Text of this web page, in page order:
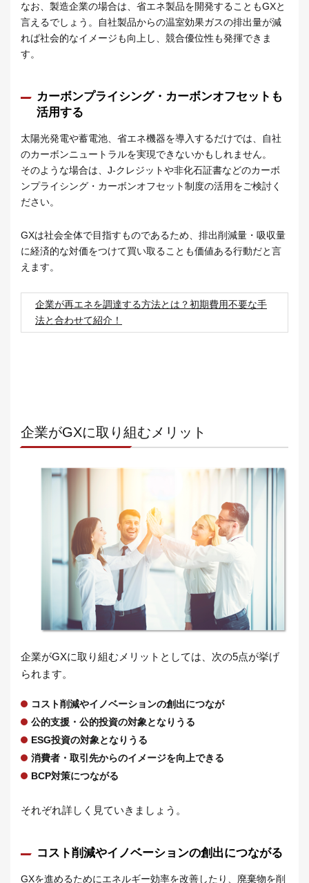
なお、製造企業の場合は、省エネ製品を開発することもGXと
言えるでしょう。自社製品からの温室効果ガスの排出量が減
れば社会的なイメージも向上し、競合優位性も発揮できま
す。
カーボンプライシング・カーボンオフセットも
活用する
太陽光発電や蓄電池、省エネ機器を導入するだけでは、自社
のカーボンニュートラルを実現できないかもしれません。
そのような場合は、J-クレジットや非化石証書などのカーボ
ンプライシング・カーボンオフセット制度の活用をご検討く
ださい。
GXは社会全体で目指すものであるため、排出削減量・吸収量
に経済的な対価をつけて買い取ることも価値ある行動だと言
えます。
企業が再エネを調達する方法とは？初期費用不要な手
法と合わせて紹介！
企業がGXに取り組むメリット
企業がGXに取り組むメリットとしては、次の5点が挙げ
られます。
コスト削減やイノベーションの創出につなが
公的支援・公的投資の対象となりうる
ESG投資の対象となりうる
消費者・取引先からのイメージを向上できる
BCP対策につながる
それぞれ詳しく見ていきましょう。
コスト削減やイノベーションの創出につながる
GXを進めるためにエネルギー効率を改善したり、廃棄物を削